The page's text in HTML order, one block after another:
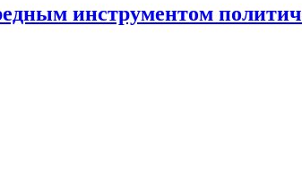
инструментом